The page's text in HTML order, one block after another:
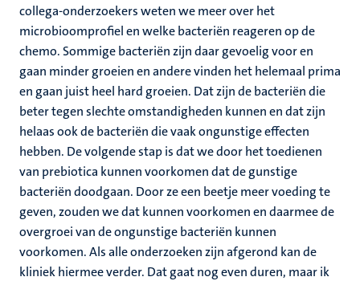
collega-onderzoekers weten we meer over het
microbioomprofiel en welke bacteriën reageren op de
chemo. Sommige bacteriën zijn daar gevoelig voor en
gaan minder groeien en andere vinden het helemaal prima
en gaan juist heel hard groeien. Dat zijn de bacteriën die
beter tegen slechte omstandigheden kunnen en dat zijn
helaas ook de bacteriën die vaak ongunstige effecten
hebben. De volgende stap is dat we door het toedienen
van prebiotica kunnen voorkomen dat de gunstige
bacteriën doodgaan. Door ze een beetje meer voeding te
geven, zouden we dat kunnen voorkomen en daarmee de
overgroei van de ongunstige bacteriën kunnen
voorkomen. Als alle onderzoeken zijn afgerond kan de
kliniek hiermee verder. Dat gaat nog even duren, maar ik